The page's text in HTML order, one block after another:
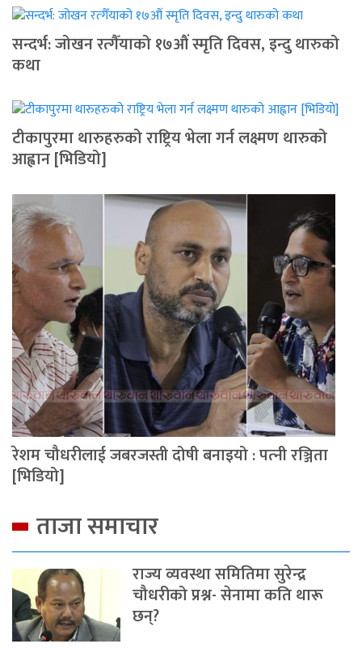
सन्दर्भ: जोखन रत्गैँयाको १७औं स्मृति दिवस, इन्दु थारुको
कथा
टीकापुरमा थारुहरुको राष्ट्रिय भेला गर्न लक्ष्मण थारुको
आह्वान [भिडियो]
रेशम चौधरीलाई जबरजस्ती दोषी बनाइयो : पत्‍नी रञ्जिता
[भिडियो]
ताजा समाचार
राज्य व्यवस्था समितिमा सुरेन्द्र
चौधरीको प्रश्न- सेनामा कति थारू
छन्?